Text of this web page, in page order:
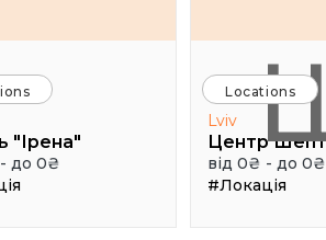
"Ірена"
до 0₴
Locations
Lviv
від 0₴ - до 0₴
#Локація